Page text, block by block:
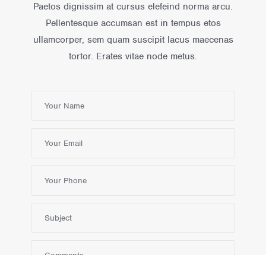
Paetos dignissim at cursus elefeind norma arcu.
Pellentesque accumsan est in tempus etos
ullamcorper, sem quam suscipit lacus maecenas
tortor. Erates vitae node metus.